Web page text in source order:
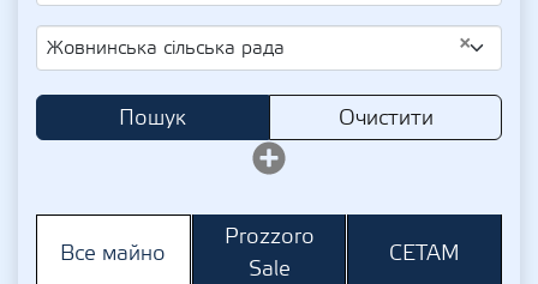
×
Жовнинська сільська рада
Пошук Очистити
Все майно
Prozzoro
Sale
СЕТАМ